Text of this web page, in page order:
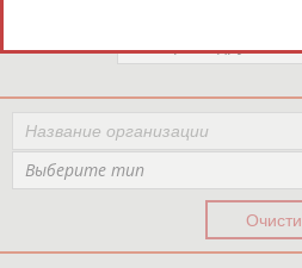
Выберите другой
Выберите тип